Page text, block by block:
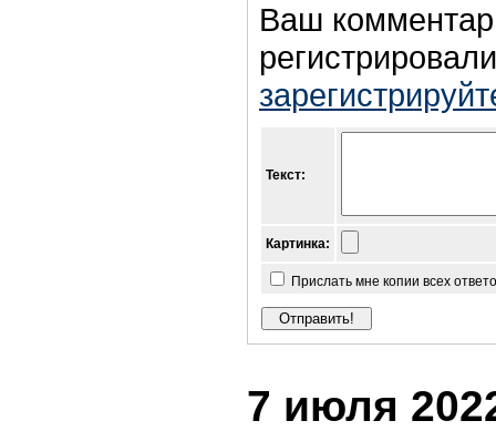
Ваш
Текст:
Картинка:
Прислать мне копии всех
7 июля